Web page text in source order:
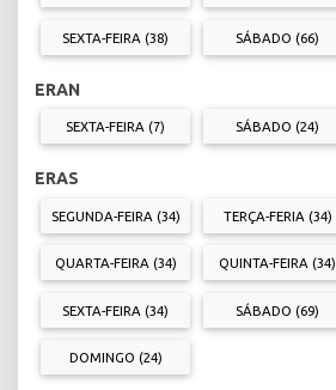
SEXTA-FEIRA (38) SÁBADO (66)
ERAN
SEXTA-FEIRA (7) SÁBADO (24)
ERAS
SEGUNDA-FEIRA (34) TERÇA-FERIA (34)
QUARTA-FEIRA (34) QUINTA-FEIRA (34)
SEXTA-FEIRA (34) SÁBADO (69)
DOMINGO (24)